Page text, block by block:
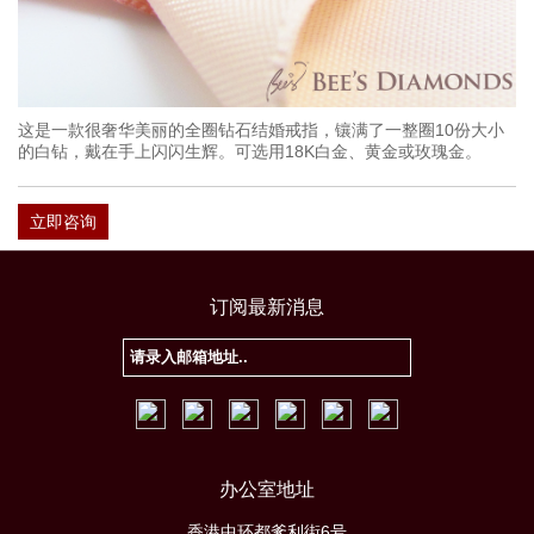
这是一款很奢华美丽的全圈钻石结婚戒指，镶满了一整圈10份大小
的白钻，戴在手上闪闪生辉。可选用18K白金、黄金或玫瑰金。
立即咨询
订阅最新消息
办公室地址